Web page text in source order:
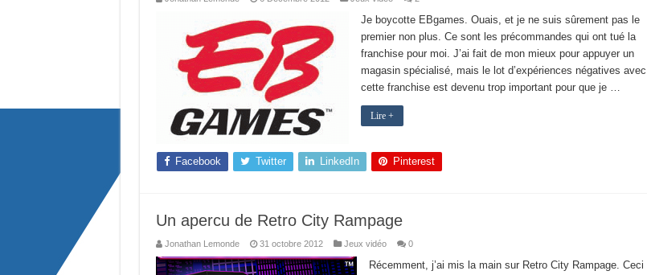
Je boycotte EBgames. Ouais, et je ne suis sûrement pas le
premier non plus. Ce sont les précommandes qui ont tué la
franchise pour moi. J’ai fait de mon mieux pour appuyer un
magasin spécialisé, mais le lot d’expériences négatives avec
cette franchise est devenu trop important pour que je …
Lire +
Facebook Twitter LinkedIn Pinterest
Un apercu de Retro City Rampage
Jonathan Lemonde 31 octobre 2012 Jeux vidéo 0
Récemment, j’ai mis la main sur Retro City Rampage. Ceci